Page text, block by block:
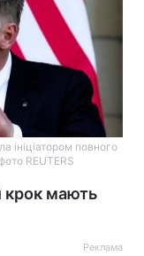
ініціатором повного
REUTERS
крок мають
Реклама